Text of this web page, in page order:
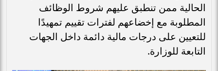
الحالية ممن تنطبق عليهم شروط الوظائف
المطلوبة مع إخضاعهم لفترات تقييم تمهيدًا
للتعيين على درجات مالية دائمة داخل الجهات
التابعة للوزارة.